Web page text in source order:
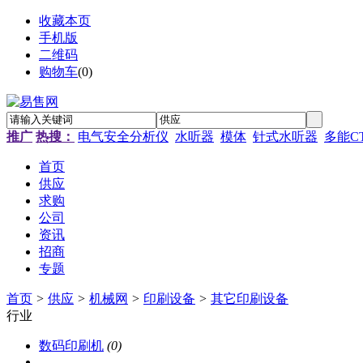
收藏本页
手机版
二维码
购物车(0)
推广 热搜： 电气安全分析仪 水听器 模体 针式水听器 多能
首页
供应
求购
公司
资讯
招商
专题
首页 > 供应 > 机械网 > 印刷设备 > 其它印刷设备
行业
数码印刷机 (0)